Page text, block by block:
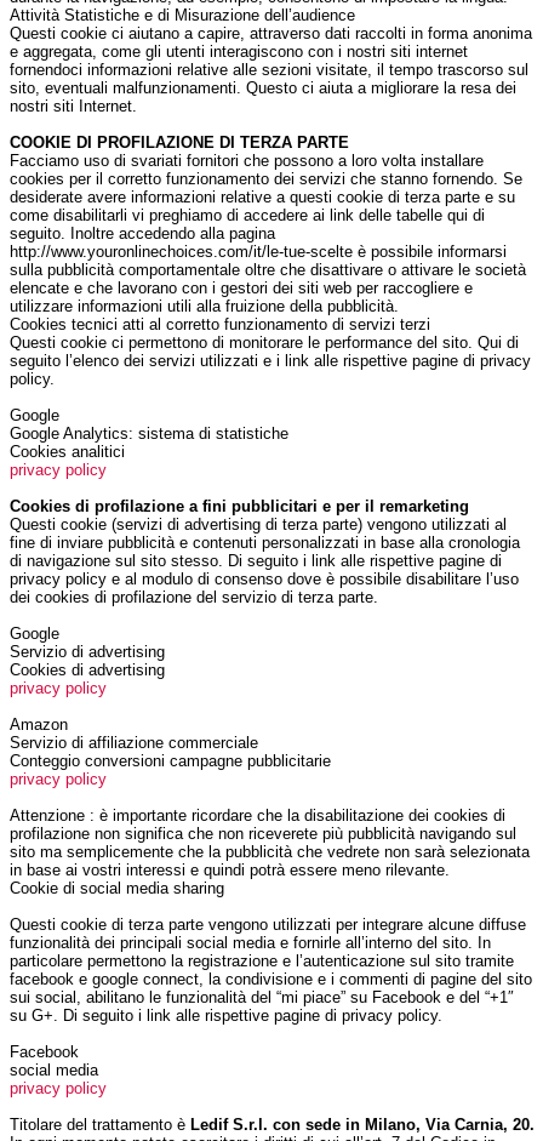
Attività Statistiche e di Misurazione dell’audience
Questi cookie ci aiutano a capire, attraverso dati raccolti in forma anonima
e aggregata, come gli utenti interagiscono con i nostri siti internet
fornendoci informazioni relative alle sezioni visitate, il tempo trascorso sul
sito, eventuali malfunzionamenti. Questo ci aiuta a migliorare la resa dei
nostri siti Internet.
COOKIE DI PROFILAZIONE DI TERZA PARTE
Facciamo uso di svariati fornitori che possono a loro volta installare
cookies per il corretto funzionamento dei servizi che stanno fornendo. Se
desiderate avere informazioni relative a questi cookie di terza parte e su
come disabilitarli vi preghiamo di accedere ai link delle tabelle qui di
seguito. Inoltre accedendo alla pagina
http://www.youronlinechoices.com/it/le-tue-scelte è possibile informarsi
sulla pubblicità comportamentale oltre che disattivare o attivare le società
elencate e che lavorano con i gestori dei siti web per raccogliere e
utilizzare informazioni utili alla fruizione della pubblicità.
Cookies tecnici atti al corretto funzionamento di servizi terzi
Questi cookie ci permettono di monitorare le performance del sito. Qui di
seguito l’elenco dei servizi utilizzati e i link alle rispettive pagine di privacy
policy.
Google
Google Analytics: sistema di statistiche
Cookies analitici
privacy policy
Cookies di profilazione a fini pubblicitari e per il remarketing
Questi cookie (servizi di advertising di terza parte) vengono utilizzati al
fine di inviare pubblicità e contenuti personalizzati in base alla cronologia
di navigazione sul sito stesso. Di seguito i link alle rispettive pagine di
privacy policy e al modulo di consenso dove è possibile disabilitare l’uso
dei cookies di profilazione del servizio di terza parte.
Google
Servizio di advertising
Cookies di advertising
privacy policy
Amazon
Servizio di affiliazione commerciale
Conteggio conversioni campagne pubblicitarie
privacy policy
Attenzione : è importante ricordare che la disabilitazione dei cookies di
profilazione non significa che non riceverete più pubblicità navigando sul
sito ma semplicemente che la pubblicità che vedrete non sarà selezionata
in base ai vostri interessi e quindi potrà essere meno rilevante.
Cookie di social media sharing
Questi cookie di terza parte vengono utilizzati per integrare alcune diffuse
funzionalità dei principali social media e fornirle all’interno del sito. In
particolare permettono la registrazione e l’autenticazione sul sito tramite
facebook e google connect, la condivisione e i commenti di pagine del sito
sui social, abilitano le funzionalità del “mi piace” su Facebook e del “+1″
su G+. Di seguito i link alle rispettive pagine di privacy policy.
Facebook
social media
privacy policy
Titolare del trattamento è Ledif S.r.l. con sede in Milano, Via Carnia, 20.